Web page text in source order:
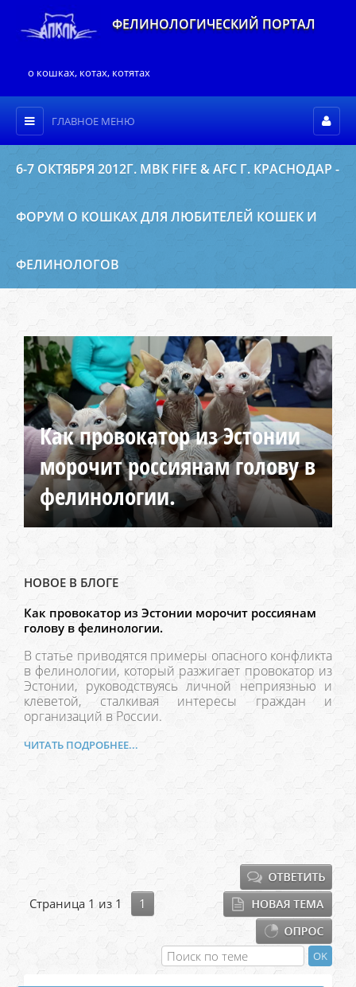
ФЕЛИНОЛОГИЧЕСКИЙ ПОРТАЛ
о кошках, котах, котятах
ГЛАВНОЕ МЕНЮ
6-7 ОКТЯБРЯ 2012Г. МВК FIFE & AFC Г. КРАСНОДАР -
ФОРУМ О КОШКАХ ДЛЯ ЛЮБИТЕЛЕЙ КОШЕК И
ФЕЛИНОЛОГОВ
Как провокатор из Эстонии
морочит россиянам голову в
фелинологии.
НОВОЕ В БЛОГЕ
Как провокатор из Эстонии морочит россиянам
голову в фелинологии.
В статье приводятся примеры опасного конфликта
в фелинологии, который разжигает провокатор из
Эстонии, руководствуясь личной неприязнью и
клеветой, сталкивая интересы граждан и
организаций в России.
ЧИТАТЬ ПОДРОБНЕЕ...
Страница 1 из 1 1